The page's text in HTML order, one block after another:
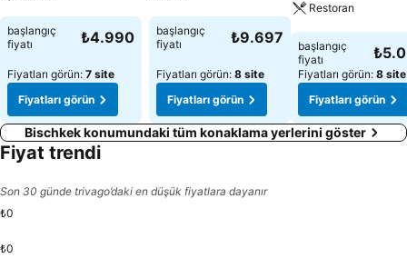
Fiyatları görün
başlangıç
fiyatı
₺4.990
Fiyatları görün: 7 site
Fiyatları görün
Fiyatları görün
başlangıç
fiyatı
₺9.697
Fiyatları görün: 8 site
Fiyatları görün
Restoran
Fiyatları görün
başlangıç
fiyatı
Fiyatları görün: 8 site
Fiyatları görün
Bischkek konumundaki tüm konaklama yerlerini göster
Fiyat trendi
Son 30 günde trivago’daki en düşük fiyatlara dayanır
₺0
₺0